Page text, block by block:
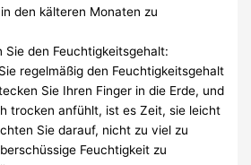
den kälteren Monaten zu
Sie den Feuchtigkeitsgehalt:
regelmäßig den Feuchtigkeitsgehalt
Sie Ihren Finger in die Erde, und
trocken anfühlt, ist es Zeit, sie leicht
Sie darauf, nicht zu viel zu
Feuchtigkeit zu